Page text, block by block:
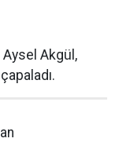
Aysel Akgül,